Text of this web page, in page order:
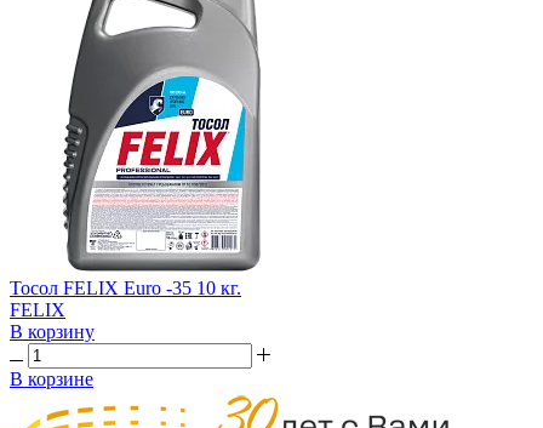
Тосол FELIX Euro -35 10 кг.
FELIX
В корзину
В корзине